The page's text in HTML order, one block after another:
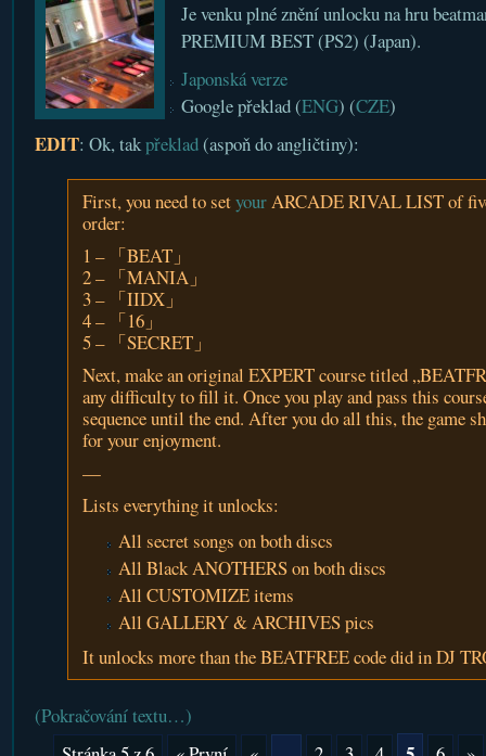
Je venku plné znění unlocku na hru
PREMIUM BEST (PS2) (Japan).
Japonská verze
Google překlad (ENG) (CZE)
EDIT: Ok, takpřeklad(aspoň do angličtiny):
First, you need to setyourARCADE RIVAL LIST of
order:
1 – 「BEAT」
2 – 「MANIA」
3 – 「IIDX」
4 – 「16」
5 – 「SECRET」
Next, make an original EXPERT course titled
any difficulty to fill it. Once you play and pass this
sequence until the end. After you do all this, the game
for your enjoyment.
—
Lists everything it unlocks:
All secret songs on both discs
All Black ANOTHERS on both discs
All CUSTOMIZE items
All GALLERY & ARCHIVES pics
It unlocks more than the BEATFREE code did in DJ
(Pokračování textu…)